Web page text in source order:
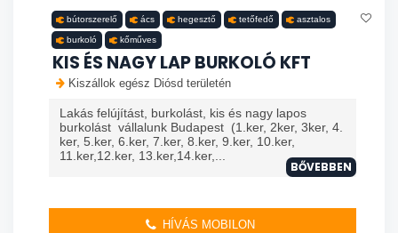
bútorszerelő ács hegesztő tetőfedő asztalos
burkoló kőműves
KIS ÉS NAGY LAP BURKOLÓ KFT
Kiszállok egész Diósd területén
Lakás felújítást, burkolást, kis és nagy lapos
burkolást vállalunk Budapest (1.ker, 2ker, 3ker, 4.
ker, 5.ker, 6.ker, 7.ker, 8.ker, 9.ker, 10.ker,
11.ker,12.ker, 13.ker,14.ker,...
BŐVEBBEN
HÍVÁS MOBILON